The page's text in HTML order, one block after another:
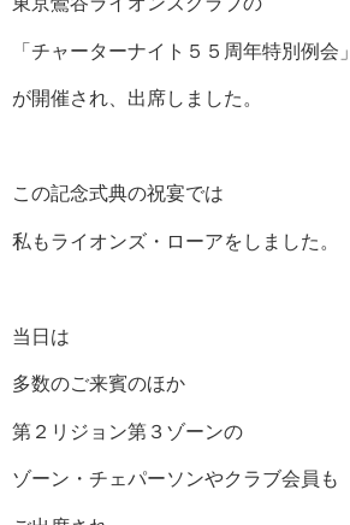
「チャーターナイト５５周年特別例会」
が開催され、出席しました。
この記念式典の祝宴では
私もライオンズ・ローアをしました。
当日は
多数のご来賓のほか
第２リジョン第３ゾーンの
ゾーン・チェパーソンやクラブ会員も